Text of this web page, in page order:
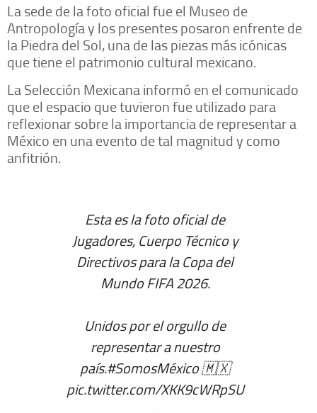
La sede de la foto oficial fue el Museo de
Antropología y los presentes posaron enfrente de
la Piedra del Sol, una de las piezas más icónicas
que tiene el patrimonio cultural mexicano.
La Selección Mexicana informó en el comunicado
que el espacio que tuvieron fue utilizado para
reflexionar sobre la importancia de representar a
México en una evento de tal magnitud y como
anfitrión.
Esta es la foto oficial de
Jugadores, Cuerpo Técnico y
Directivos para la Copa del
Mundo FIFA 2026.
Unidos por el orgullo de
representar a nuestro
país.#SomosMéxico🇲🇽
pic.twitter.com/XKK9cWRpSU